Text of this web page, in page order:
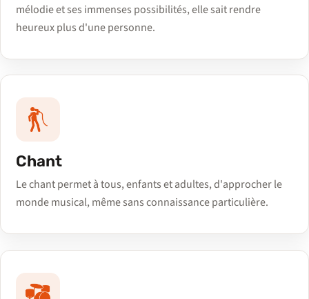
mélodie et ses immenses possibilités, elle sait rendre
heureux plus d'une personne.
Chant
Le chant permet à tous, enfants et adultes, d'approcher le
monde musical, même sans connaissance particulière.